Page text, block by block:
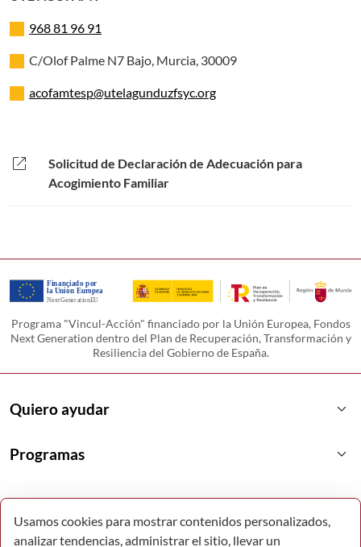
968 81 96 91
C/Olof Palme N7 Bajo, Murcia, 30009
acofamtesp@utelagunduzfsyc.org
open_in_new
Solicitud de Declaración de Adecuación para
Acogimiento Familiar
Programa "Vincul-Acción" financiado por la Unión Europea, Fondos
Next Generation dentro del Plan de Recuperación, Transformación y
Resiliencia del Gobierno de España.
Quiero ayudar keyboard_arrow_down
Programas keyboard_arrow_down
Usamos cookies para mostrar contenidos personalizados,
analizar tendencias, administrar el sitio, llevar un